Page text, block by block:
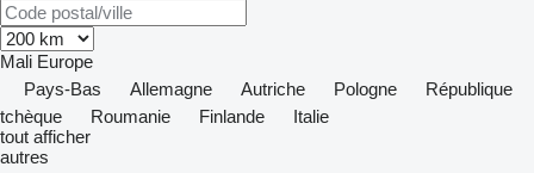
Mali Europe
Pays-Bas
Allemagne Autriche Pologne
République
tchèque
Roumanie Finlande
Italie
tout afficher
autres